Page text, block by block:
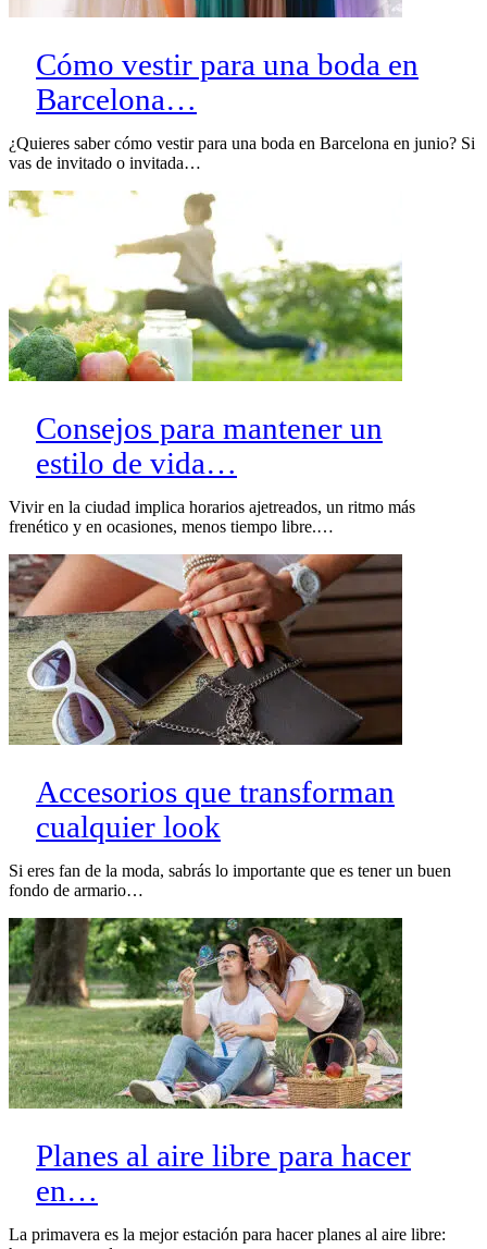
Cómo vestir para una boda en
Barcelona…
¿Quieres saber cómo vestir para una boda en Barcelona en junio? Si
vas de invitado o invitada…
Consejos para mantener un
estilo de vida…
Vivir en la ciudad implica horarios ajetreados, un ritmo más
frenético y en ocasiones, menos tiempo libre.…
Accesorios que transforman
cualquier look
Si eres fan de la moda, sabrás lo importante que es tener un buen
fondo de armario…
Planes al aire libre para hacer
en…
La primavera es la mejor estación para hacer planes al aire libre: